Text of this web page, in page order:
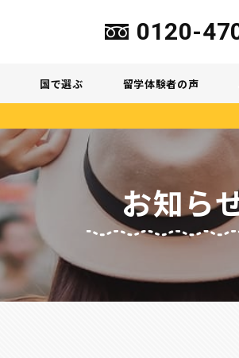
0120-
国で選ぶ 留学体験者の声
お知ら